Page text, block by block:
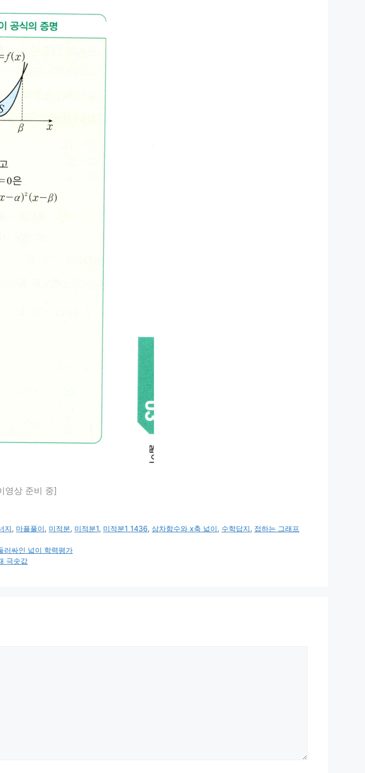
영상 준비 중]
지, 마플풀이, 미적분, 미적분1, 미적분1 1436,삼차함수와 x축 넓이, 수학답지, 접하는 그래프
러싸인 넓이 학력평가
극솟값